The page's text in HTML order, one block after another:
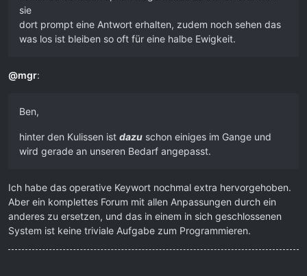
sie
dort prompt eine Antwort erhalten, zudem noch sehen das
was los ist bleiben so oft für eine halbe Ewigkeit.
@mgr:
Ben,
hinter den Kulissen ist dazu schon einiges im Gange und
wird gerade an unseren Bedarf angepasst.
Ich habe das operative Keywort nochmal extra hervorgehoben.
Aber ein komplettes Forum mit allen Anpassungen durch ein
anderes zu ersetzen, und das in einem in sich geschlossenen
System ist keine triviale Aufgabe zum Programmieren.